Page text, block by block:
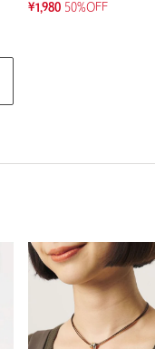
¥1,980 50%OFF